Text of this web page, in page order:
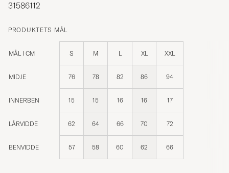
31586112
PRODUKTETS MÅL
MÅL I CM S M L XL XXL
MIDJE 76 78 82 86 94
INNERBEN 15 15 16 16 17
LÅRVIDDE 62 64 66 70 72
BENVIDDE 57 58 60 62 66